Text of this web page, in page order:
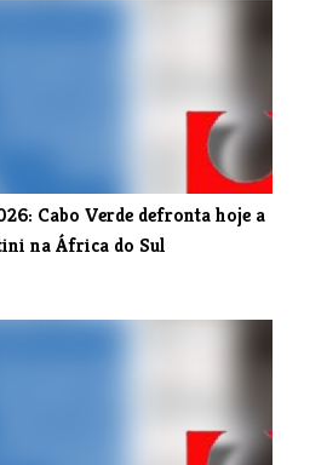
Cabo Verde defronta hoje a
na África do Sul